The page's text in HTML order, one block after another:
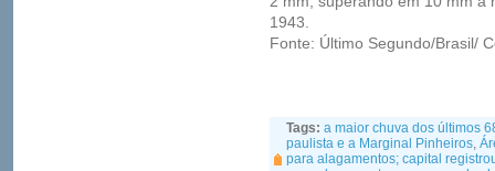
1943.
Fonte: Último Segundo/Brasil/
Tags: a maior chuva dos últimos
paulista e a Marginal Pinheiros,
para alagamentos; capital